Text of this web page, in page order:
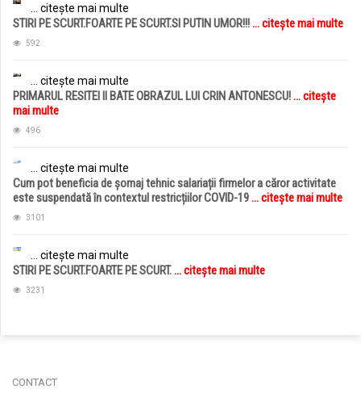
... citește mai multe
STIRI PE SCURT.FOARTE PE SCURT.SI PUTIN UMOR!!!... citește mai multe
592
... citește mai multe
PRIMARUL RESITEI II BATE OBRAZUL LUI CRIN ANTONESCU!... citește
mai multe
496
... citește mai multe
Cum pot beneficia de șomaj tehnic salariații firmelor a căror activitate
este suspendată în contextul restricțiilor COVID-19... citește mai multe
3101
... citește mai multe
STIRI PE SCURT.FOARTE PE SCURT.... citește mai multe
3231
CONTACT